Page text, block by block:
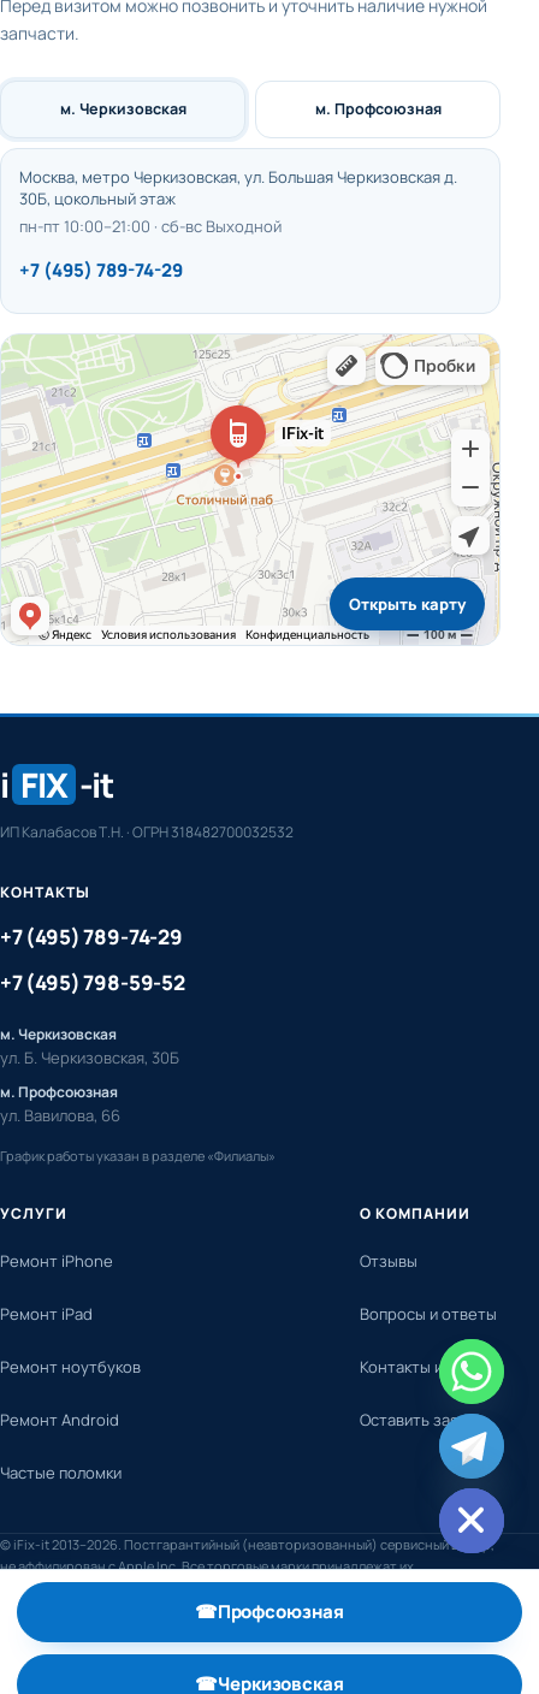
Перед визитом можно позвонить и уточнить наличие нужной
запчасти.
м. Черкизовская
Москва, метро Черкизовская, ул. Большая Черкизовская д.
30Б, цокольный этаж
пн-пт 10:00–21:00 · сб-вс Выходной
+7 (495) 789-74-29
м. Профсоюзная
Открыть карту
i FIX -it
ИП Калабасов Т.Н. · ОГРН 318482700032532
УСЛУГИ
Ремонт iPhone
Ремонт iPad
Ремонт ноутбуков
Ремонт Android
Частые поломки
О КОМПАНИИ
Отзывы
Вопросы и ответы
Контакты и адреса
Оставить заявку
КОНТАКТЫ
+7 (495) 789-74-29
+7 (495) 798-59-52
м. Черкизовская
ул. Б. Черкизовская, 30Б
м. Профсоюзная
ул. Вавилова, 66
График работы указан в разделе «Филиалы»
© iFix-it 2013–2026. Постгарантийный (неавторизованный) сервисный центр,
не аффилирован с Apple Inc. Все торговые марки принадлежат их
правообладателям.
☎Профсоюзная
, телефон +7 (495) 798-59-52
☎Черкизовская
Hide
chaty